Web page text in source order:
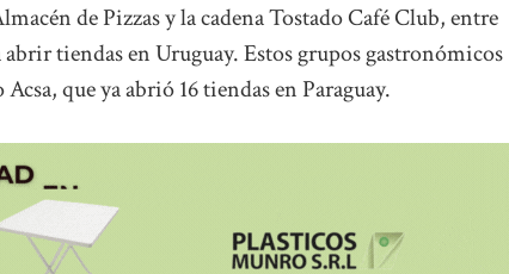
de Pizzas y la cadena Tostado Café Club, entre
tiendas en Uruguay. Estos grupos gastronómicos
que ya abrió 16 tiendas en Paraguay.